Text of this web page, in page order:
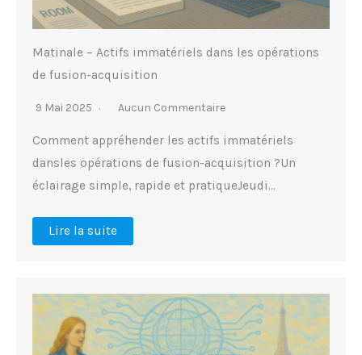
Matinale – Actifs immatériels dans les opérations
de fusion-acquisition
9 Mai 2025 Aucun Commentaire
Comment appréhender les actifs immatériels
dansles opérations de fusion-acquisition ?Un
éclairage simple, rapide et pratiqueJeudi…
Lire la suite